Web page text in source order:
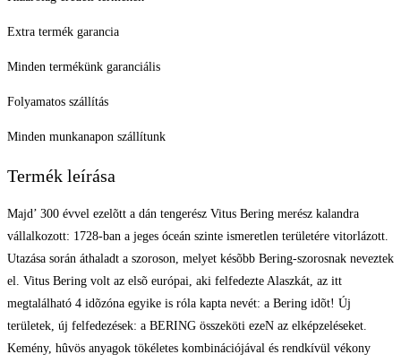
Extra termék garancia
Minden termékünk garanciális
Folyamatos szállítás
Minden munkanapon szállítunk
Termék leírása
Majd’ 300 évvel ezelõtt a dán tengerész Vitus Bering merész kalandra
vállalkozott: 1728-ban a jeges óceán szinte ismeretlen területére vitorlázott.
Utazása során áthaladt a szoroson, melyet késõbb Bering-szorosnak neveztek
el. Vitus Bering volt az elsõ európai, aki felfedezte Alaszkát, az itt
megtalálható 4 idõzóna egyike is róla kapta nevét: a Bering idõt! Új
területek, új felfedezések: a BERING összeköti ezeN az elképzeléseket.
Kemény, hûvös anyagok tökéletes kombinációjával és rendkívül vékony